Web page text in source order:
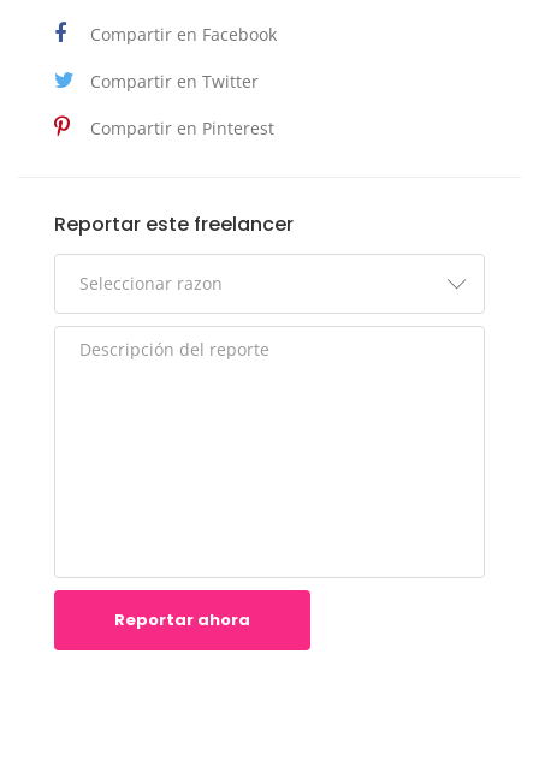
Compartir en Facebook
Compartir en Twitter
Compartir en Pinterest
Reportar este freelancer
Reportar ahora